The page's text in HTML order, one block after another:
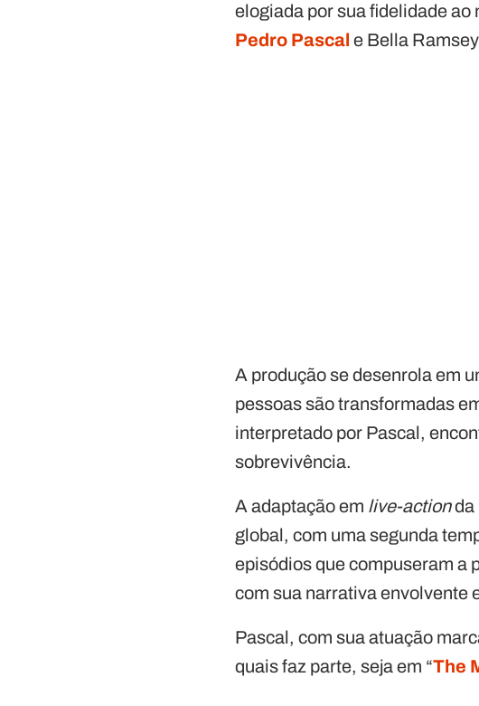
elogiada por sua fidelidade
Pedro Pascal e Bella
A produção se desenrola em
pessoas são transformadas
interpretado por Pascal,
sobrevivência.
A adaptação em live-actionda
global, com uma segunda
episódios que compuseram a
com sua narrativa envolvente
Pascal, com sua atuação
quais faz parte, seja em “The